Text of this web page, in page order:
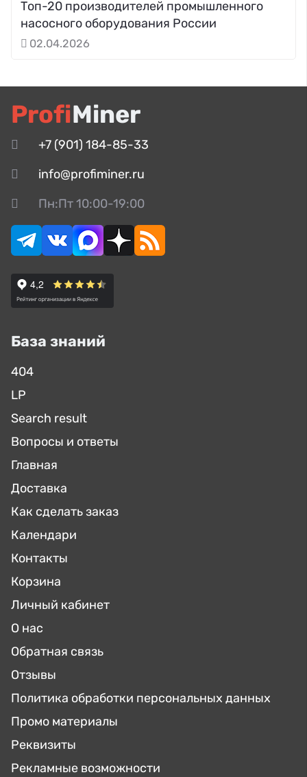
Топ-20 производителей промышленного
насосного оборудования России
02.04.2026
ProfiMiner
+7 (901) 184-85-33
info@profiminer.ru
Пн:Пт 10:00-19:00
База знаний
404
LP
Search result
Вопросы и ответы
Главная
Доставка
Как сделать заказ
Календари
Контакты
Корзина
Личный кабинет
О нас
Обратная связь
Отзывы
Политика обработки персональных данных
Промо материалы
Реквизиты
Рекламные возможности